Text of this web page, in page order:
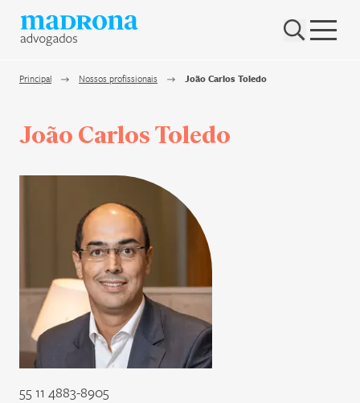
Nenhum resultado encontrado
Hub Madrona
Newsletter
Principal Nossos profissionais João Carlos Toledo
João Carlos Toledo
55 11 4883-8905